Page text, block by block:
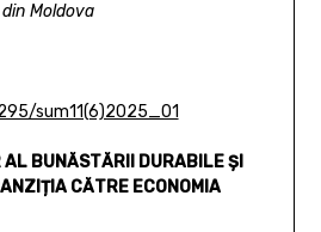
Moldova
sum11(6)2025_01
AL BUNĂSTĂRII DURABILEȘI
CĂTRE ECONOMIA